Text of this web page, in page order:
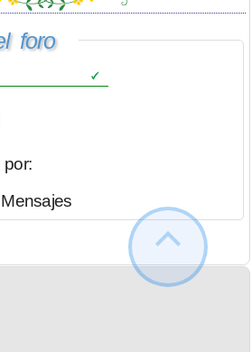
foro
Mensajes